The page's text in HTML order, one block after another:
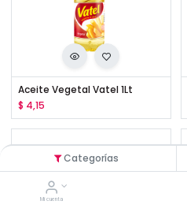
Categorías
Mi cuenta
Aceite Vegetal Vatel 1Lt
$ 4,15